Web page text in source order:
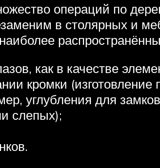
операций по
в столярных и
как в качестве
кромки (изготовление
углубления для
слепых);